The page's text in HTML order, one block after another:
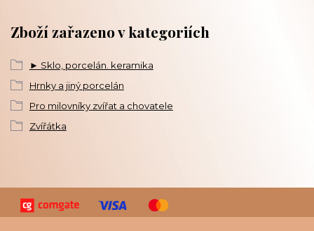
Zboží zařazeno v kategoriích
► Sklo, porcelán. keramika
Hrnky a jiný porcelán
Pro milovníky zvířat a chovatele
Zvířátka